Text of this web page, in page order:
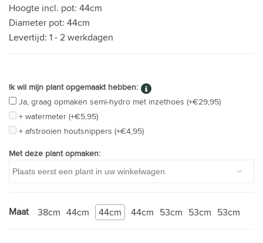
Hoogte incl. pot: 44cm
Diameter pot: 44cm
Levertijd: 1 - 2 werkdagen
Ik wil mijn plant opgemaakt hebben:
Ja, graag opmaken semi-hydro met inzethoes (+€29,95)
+ watermeter (+€5,95)
+ afstrooien houtsnippers (+€4,95)
Met deze plant opmaken:
Maat 44cm 53cm
38cm 44cm 53cm
44cm 53cm